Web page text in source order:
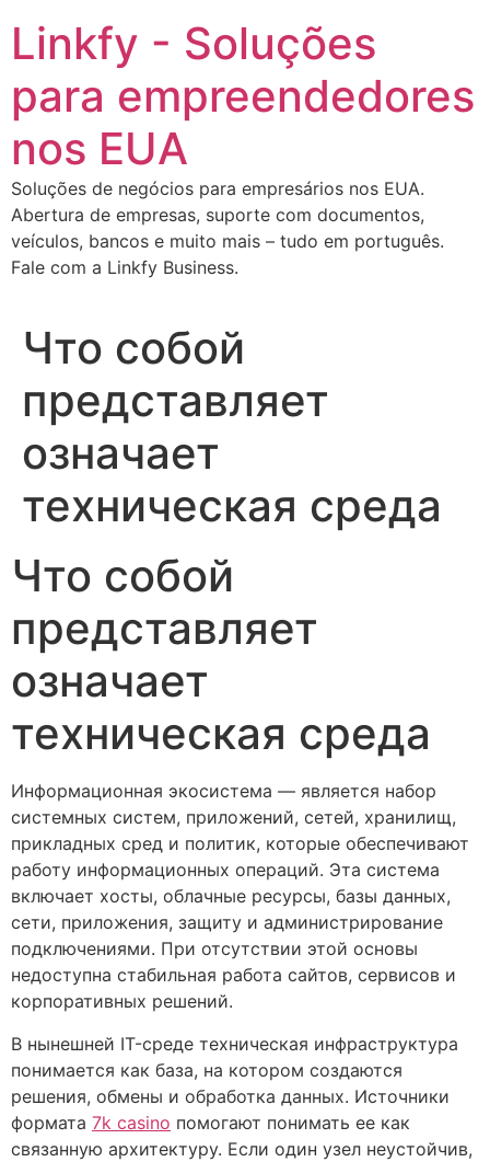
conteúdo
Linkfy - Soluções
para empreendedores
nos EUA
Soluções de negócios para empresários nos EUA.
Abertura de empresas, suporte com documentos,
veículos, bancos e muito mais – tudo em português.
Fale com a Linkfy Business.
Что собой
представляет
означает
техническая среда
Что собой
представляет
означает
техническая среда
Информационная экосистема — является набор
системных систем, приложений, сетей, хранилищ,
прикладных сред и политик, которые обеспечивают
работу информационных операций. Эта система
включает хосты, облачные ресурсы, базы данных,
сети, приложения, защиту и администрирование
подключениями. При отсутствии этой основы
недоступна стабильная работа сайтов, сервисов и
корпоративных решений.
В нынешней IT-среде техническая инфраструктура
понимается как база, на котором создаются
решения, обмены и обработка данных. Источники
формата 7k casino помогают понимать ее как
связанную архитектуру. Если один узел неустойчив,